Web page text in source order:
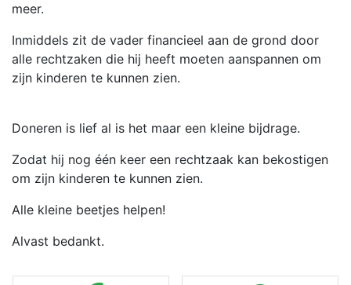
meer.
Inmiddels zit de vader financieel aan de grond door
alle rechtzaken die hij heeft moeten aanspannen om
zijn kinderen te kunnen zien.
Doneren is lief al is het maar een kleine bijdrage.
Zodat hij nog één keer een rechtzaak kan bekostigen
om zijn kinderen te kunnen zien.
Alle kleine beetjes helpen!
Alvast bedankt.